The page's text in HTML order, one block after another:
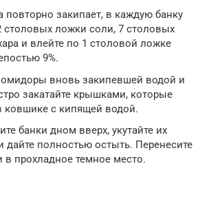
повторно закипает, в каждую банку
столовых ложки соли, 7 столовых
и влейте по 1 столовой ложке
9%.
вновь закипевшей водой и
закатайте крышками, которые
ковшике с кипящей водой.
банки дном вверх, укутайте их
дайте полностью остыть. Перенесите
в прохладное темное место.